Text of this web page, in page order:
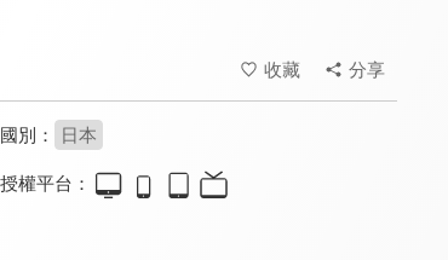
收藏 分享
國別： 日本
授權平台：